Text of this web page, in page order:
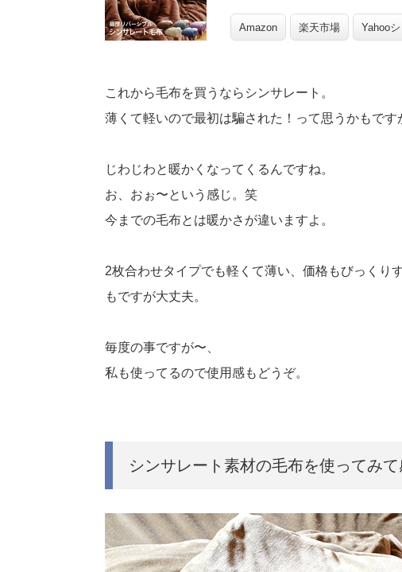
Amazon 楽天市場 Yahoo
これから毛布を買うならシンサレート。
薄くて軽いので最初は騙された！って思うかもです
じわじわと暖かくなってくるんですね。
お、おぉ〜という感じ。笑
今までの毛布とは暖かさが違いますよ。
2枚合わせタイプでも軽くて薄い、価格もびっくり
もですが大丈夫。
毎度の事ですが〜、
私も使ってるので使用感もどうぞ。
シンサレート素材の毛布を使ってみて